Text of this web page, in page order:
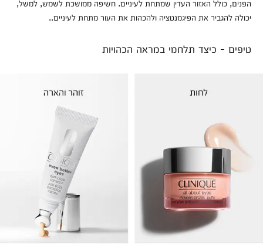
הפנים, כולל האזור העדין שמתחת לעיניים. חשיפה ממושכת לשמש, למשל,
יכולה להגביר את הפיגמנטציה ולהכהות את העור מתחת לעיניים..
טיפים - כיצד תלחמי במראה הכהויות